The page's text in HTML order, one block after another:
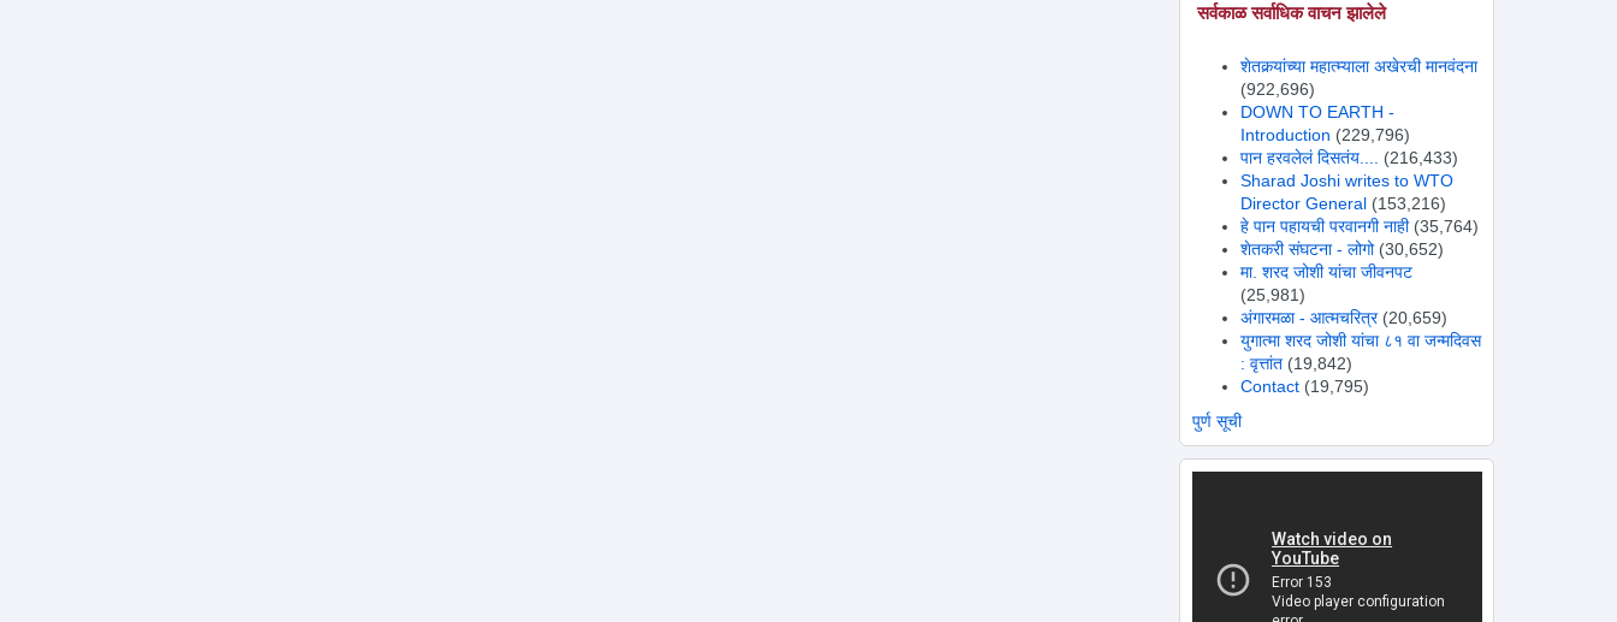
सर्वकाळ सर्वाधिक वाचन झालेले
शेतकर्‍यांच्या महात्म्याला अखेरची मानवंदना
(922,696)
DOWN TO EARTH -
Introduction (229,796)
पान हरवलेलं दिसतंय....
(216,433)
Sharad Joshi writes to WTO
Director General (153,216)
हे पान पहायची परवानगी नाही (35,764)
शेतकरी संघटना - लोगो (30,652)
मा. शरद जोशी यांचा जीवनपट
(25,981)
अंगारमळा - आत्मचरित्र (20,659)
युगात्मा शरद जोशी यांचा ८१ वा जन्मदिवस
: वृत्तांत (19,842)
Contact (19,795)
पुर्ण सूची